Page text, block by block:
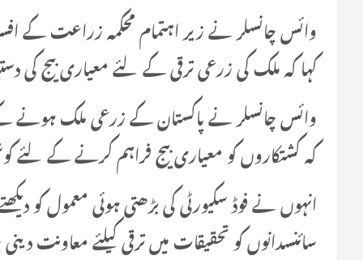
وائس چانسلر نے زیر اہتمام محکمہ زراعت کے
کہا کہ ملک کی زرعی ترقی کے لئے معیاری بیج کی
وائس چانسلر نے پاکستان کے زرعی ملک ہونے کے
کہ کشتکاروں کو معیاری بیج فراہم کرنے کے لئے
انہوں نے فوڈ سکیورٹی کی بڑھتی ہوئی معمول کو
سائنسدانوں کو تحقیقات میں ترقی کیلئے معاونت